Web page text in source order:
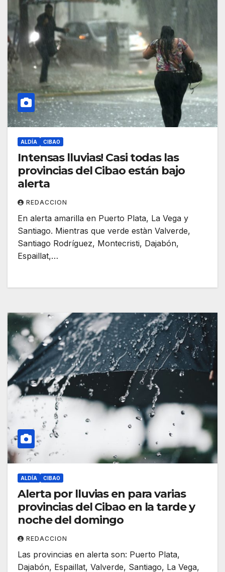
ALDÍA CIBAO
Intensas lluvias! Casi todas las
provincias del Cibao están bajo
alerta
REDACCION
En alerta amarilla en Puerto Plata, La Vega y
Santiago. Mientras que verde estàn Valverde,
Santiago Rodríguez, Montecristi, Dajabón,
Espaillat,…
ALDÍA CIBAO
Alerta por lluvias en para varias
provincias del Cibao en la tarde y
noche del domingo
REDACCION
Las provincias en alerta son: Puerto Plata,
Dajabón, Espaillat, Valverde, Santiago, La Vega,